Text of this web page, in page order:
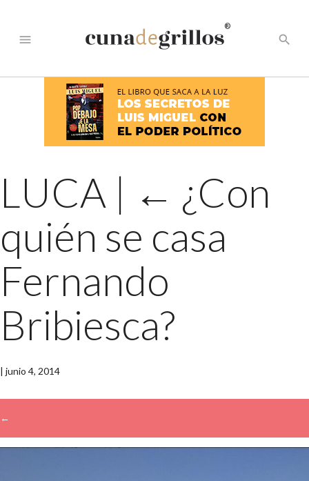
menu
®
search
LUCA | ← ¿Con
quién se casa
Fernando
Bribiesca?
| junio 4, 2014
←